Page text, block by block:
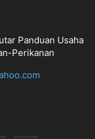
Panduan Usaha
Perikanan